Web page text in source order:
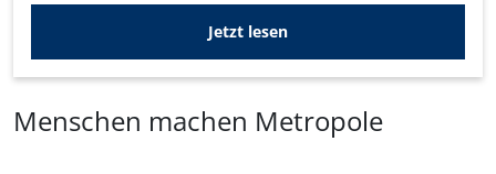
Jetzt lesen
Menschen machen Metropole